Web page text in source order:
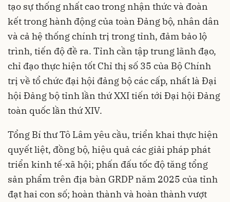
tạo sự thống nhất cao trong nhận thức và đoàn
kết trong hành động của toàn Đảng bộ, nhân dân
và cả hệ thống chính trị trong tỉnh, đảm bảo lộ
trình, tiến độ đề ra. Tỉnh cần tập trung lãnh đạo,
chỉ đạo thực hiện tốt Chỉ thị số 35 của Bộ Chính
trị về tổ chức đại hội đảng bộ các cấp, nhất là Đại
hội Đảng bộ tỉnh lần thứ XXI tiến tới Đại hội Đảng
toàn quốc lần thứ XIV.
Tổng Bí thư Tô Lâm yêu cầu, triển khai thực hiện
quyết liệt, đồng bộ, hiệu quả các giải pháp phát
triển kinh tế-xã hội; phấn đấu tốc độ tăng tổng
sản phẩm trên địa bàn GRDP năm 2025 của tỉnh
đạt hai con số; hoàn thành và hoàn thành vượt